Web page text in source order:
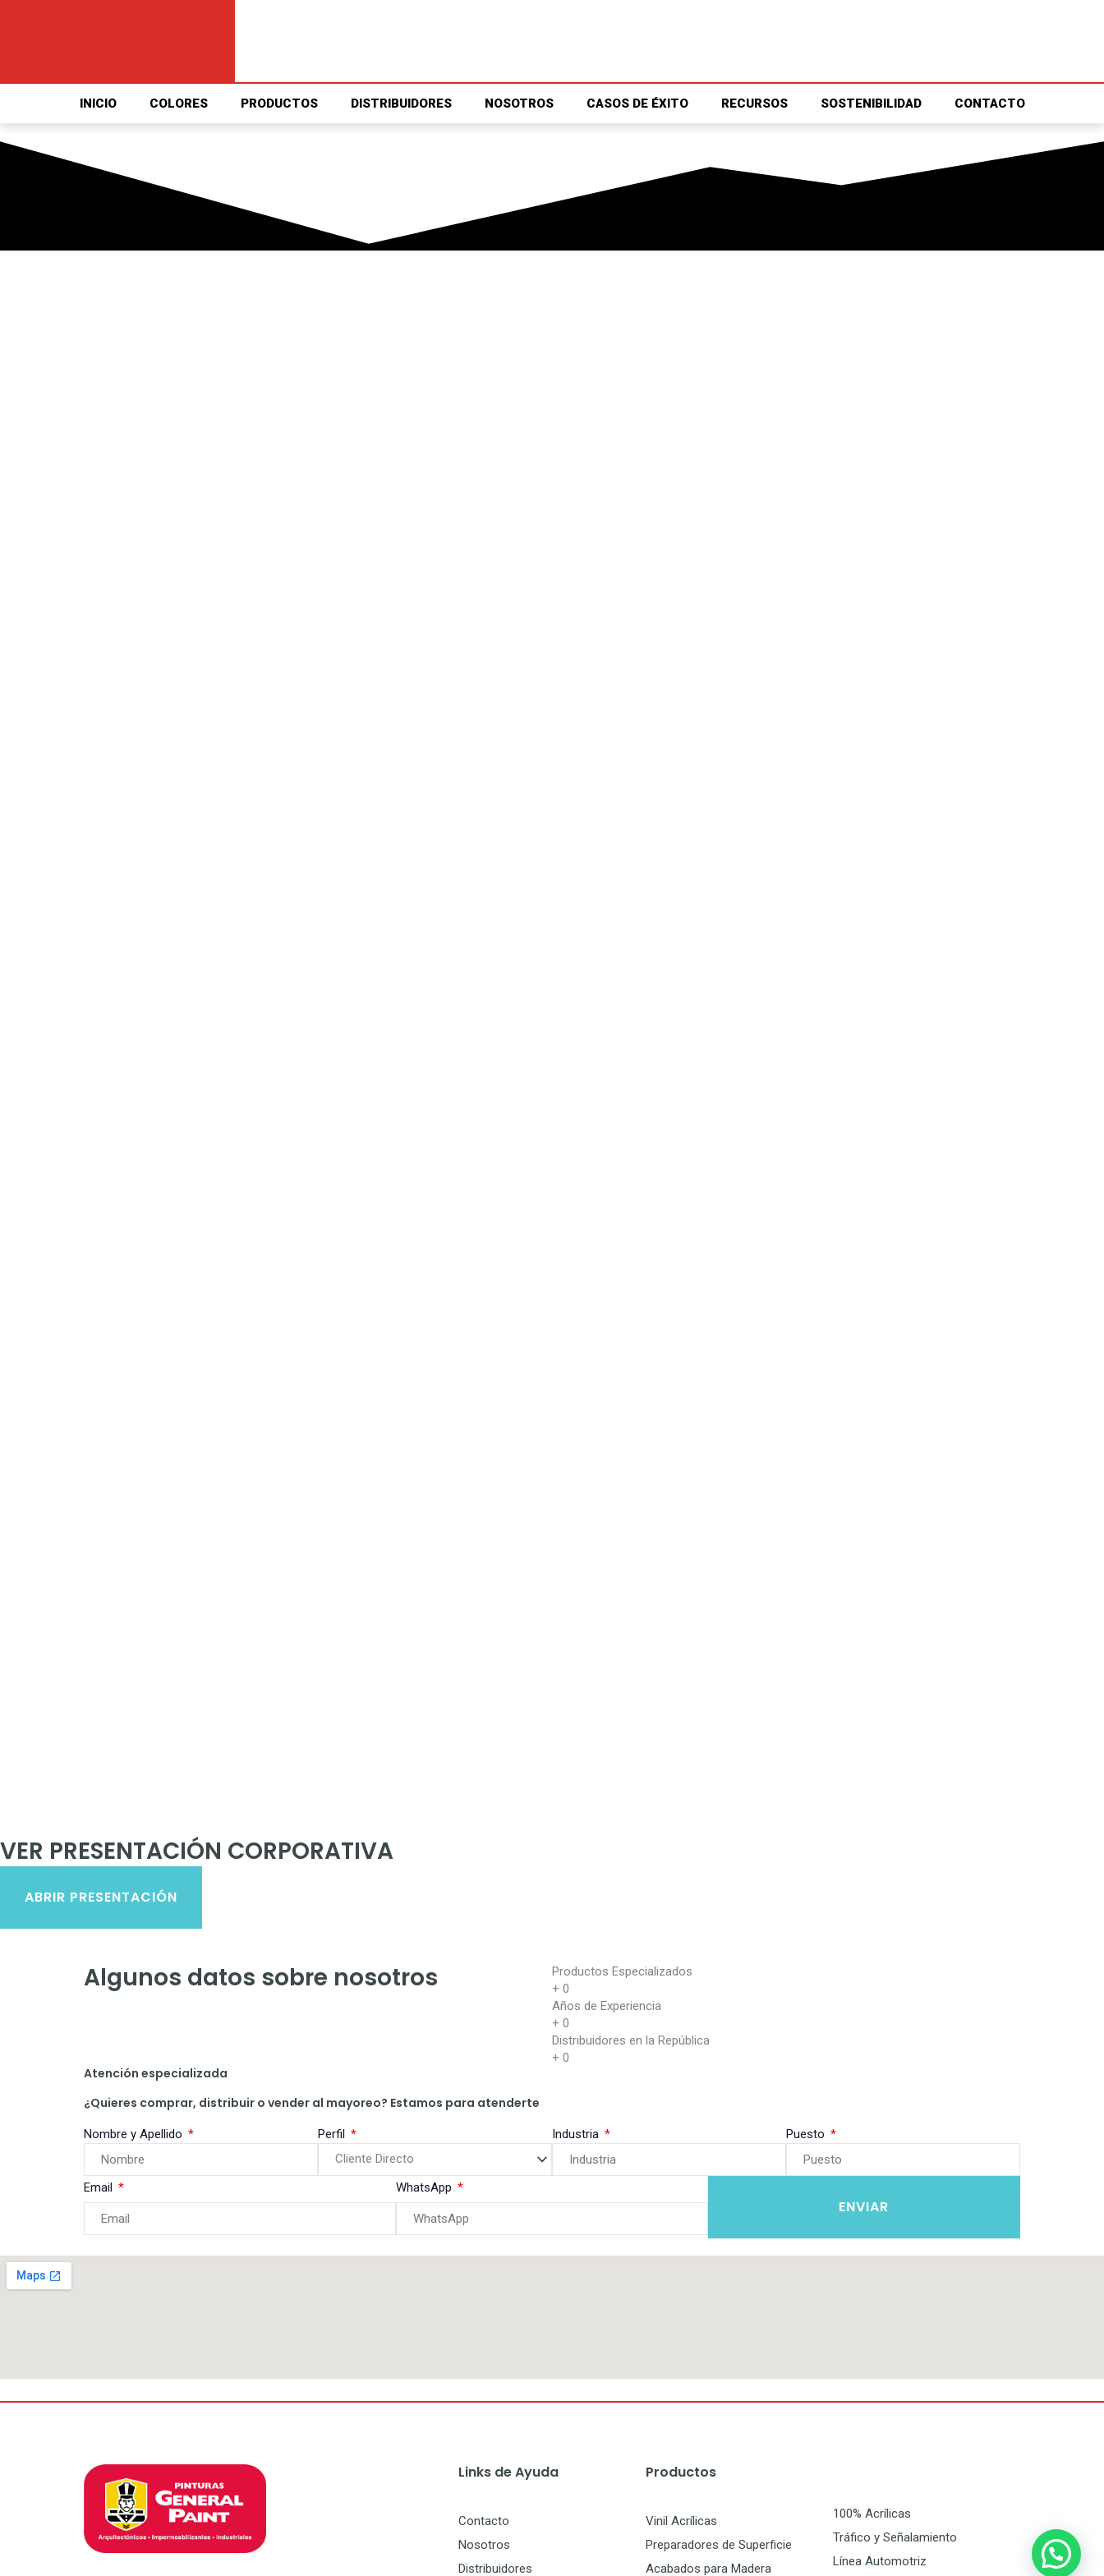
INICIO COLORES PRODUCTOS DISTRIBUIDORES NOSOTROS CASOS DE ÉXITO RECURSOS SOSTENIBILIDAD CONTACTO
VER PRESENTACIÓN CORPORATIVA
ABRIR PRESENTACIÓN
Algunos datos sobre nosotros
Productos Especializados
+ 0
Años de Experiencia
+ 0
Distribuidores en la República
+ 0
Atención especializada
¿Quieres comprar, distribuir o vender al mayoreo? Estamos para atenderte
Nombre y Apellido Perfil Industria Puesto
Email WhatsApp
ENVIAR
Links de Ayuda
Contacto
Nosotros
Distribuidores
Productos
Vinil Acrílicas
Preparadores de Superficie
Acabados para Madera
100% Acrílicas
Tráfico y Señalamiento
Línea Automotriz